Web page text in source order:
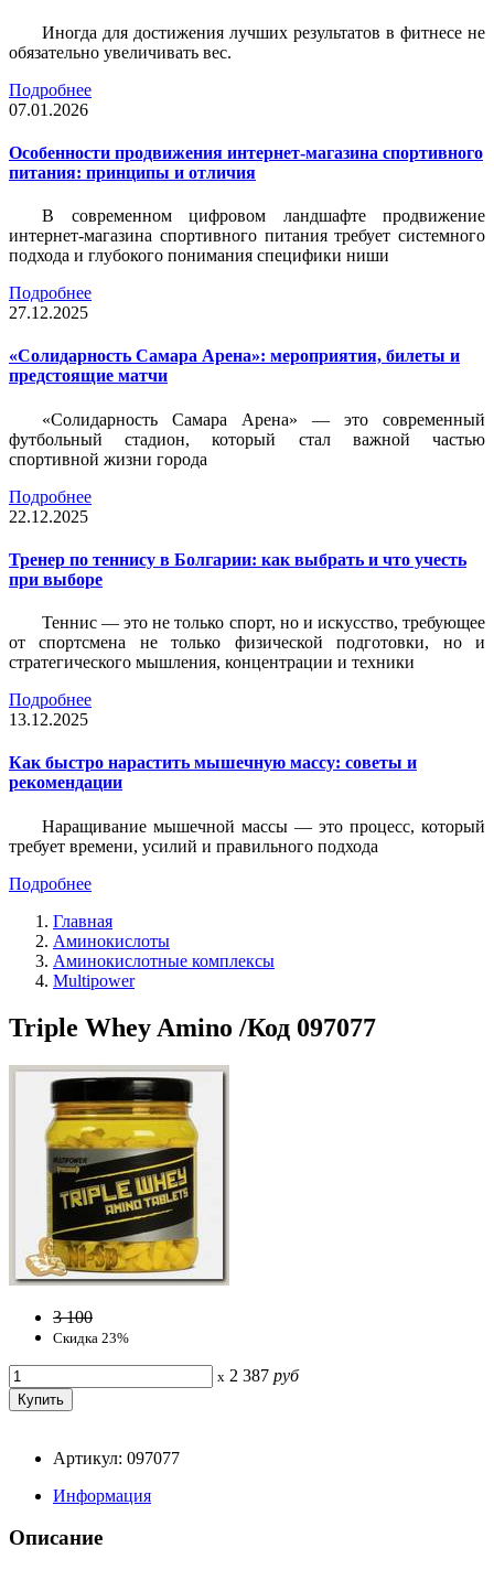
Иногда для достижения лучших результатов в фитнесе не
обязательно увеличивать вес.
Подробнее
07.01.2026
Особенности продвижения интернет-магазина спортивного
питания: принципы и отличия
В современном цифровом ландшафте продвижение
интернет-магазина спортивного питания требует системного
подхода и глубокого понимания специфики ниши
Подробнее
27.12.2025
«Солидарность Самара Арена»: мероприятия, билеты и
предстоящие матчи
«Солидарность Самара Арена» — это современный
футбольный стадион, который стал важной частью
спортивной жизни города
Подробнее
22.12.2025
Тренер по теннису в Болгарии: как выбрать и что учесть
при выборе
Теннис — это не только спорт, но и искусство, требующее
от спортсмена не только физической подготовки, но и
стратегического мышления, концентрации и техники
Подробнее
13.12.2025
Как быстро нарастить мышечную массу: советы и
рекомендации
Наращивание мышечной массы — это процесс, который
требует времени, усилий и правильного подхода
Подробнее
Главная
Аминокислоты
Аминокислотные комплексы
Multipower
Triple Whey Amino /Код 097077
3 100
Скидка 23%
x 2 387 руб
Артикул: 097077
Информация
Описание